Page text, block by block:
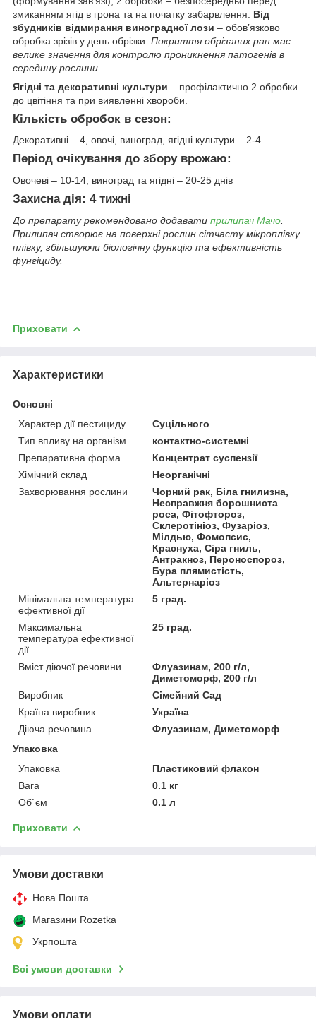
змиканням ягід в грона та на початку забарвлення. Від
збудників відмирання виноградної лози – обов’язково
обробка зрізів у день обрізки. Покриття обрізаних ран має
велике значення для контролю проникнення патогенів в
середину рослини.
Ягідні та декоративні культури – профілактично 2 обробки
до цвітіння та при виявленні хвороби.
Кількість обробок в сезон:
Декоративні – 4, овочі, виноград, ягідні культури – 2-4
Період очікування до збору врожаю:
Овочеві – 10-14, виноград та ягідні – 20-25 днів
Захисна дія: 4 тижні
До препарату рекомендовано додавати прилипач Мачо
Прилипач створює на поверхні рослин сітчасту мікроплівку
плівку, збільшуючи біологічну функцію та ефективність
фунгіциду.
Приховати
Характеристики
Основні
Характер дії пестициду
Суцільного
Тип впливу на організм
контактно-системні
Препаративна форма
Концентрат суспензії
Хімічний склад
Неорганічні
Захворювання рослини
Чорний рак, Біла гнилизна,
Несправжня борошниста
роса, Фітофтороз,
Склеротініоз, Фузаріоз,
Мілдью, Фомопсис,
Краснуха, Сіра гниль,
Антракноз, Пероноспороз,
Бура плямистість,
Альтернаріоз
Мінімальна температура
ефективної дії
5 град.
Максимальна
температура ефективної
дії
25 град.
Вміст діючої речовини
Флуазинам, 200 г/л,
Диметоморф, 200 г/л
Виробник
Сімейний Сад
Країна виробник
Україна
Діюча речовина
Флуазинам, Диметоморф
Упаковка
Упаковка
Пластиковий флакон
Вага
0.1 кг
Об`єм
0.1 л
Приховати
Умови доставки
Нова Пошта
Магазини Rozetka
Укрпошта
Всі умови доставки
Умови оплати